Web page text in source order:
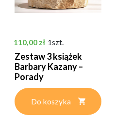
Cena
110,00 zł 1szt.
Zestaw 3 książek
Barbary Kazany –
Porady
naturoterapeutki...
Do koszyka